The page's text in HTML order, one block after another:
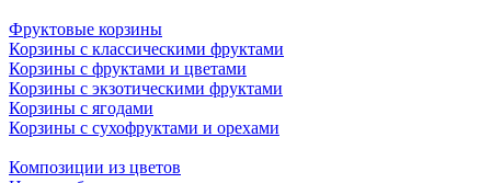
Фруктовые корзины
Корзины с классическими фруктами
Корзины с фруктами и цветами
Корзины с экзотическими фруктами
Корзины с ягодами
Корзины c сухофруктами и орехами
Композиции из цветов